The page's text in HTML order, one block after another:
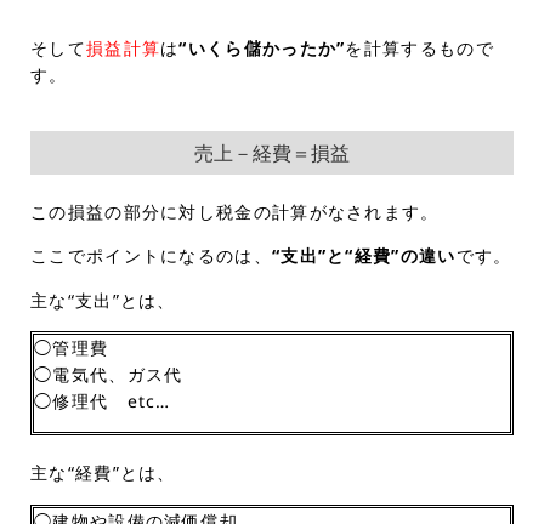
そして損益計算は“いくら儲かったか”を計算するもので
す。
売上－経費＝損益
この損益の部分に対し税金の計算がなされます。
ここでポイントになるのは、 “支出”と“経費”の違いです。
主な“支出”とは、
◯管理費
◯電気代、ガス代
◯修理代 etc…
主な“経費”とは、